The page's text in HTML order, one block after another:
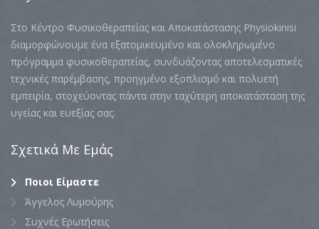
Στο Κέντρο Φυσικοθεραπείας και Αποκατάστασης Physiokinisi
διαμορφώνουμε ένα εξατομικευμένο και ολοκληρωμένο
πρόγραμμα φυσικοθεραπείας, συνδυάζοντας αποτελεσματικές
τεχνικές παρέμβασης, προηγμένο εξοπλισμό και πολυετή
εμπειρία, στοχεύοντας πάντα στην ταχύτερη αποκατάσταση της
υγείας και ευεξίας σας.
Σχετικά Με Εμάς
Ποιοι Είμαστε
Άγγελος Λυμούρης
Συχνές Ερωτήσεις